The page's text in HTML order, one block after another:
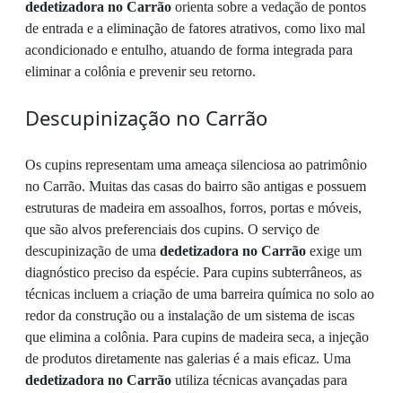
dedetizadora no Carrão orienta sobre a vedação de pontos
de entrada e a eliminação de fatores atrativos, como lixo mal
acondicionado e entulho, atuando de forma integrada para
eliminar a colônia e prevenir seu retorno.
Descupinização no Carrão
Os cupins representam uma ameaça silenciosa ao patrimônio
no Carrão. Muitas das casas do bairro são antigas e possuem
estruturas de madeira em assoalhos, forros, portas e móveis,
que são alvos preferenciais dos cupins. O serviço de
descupinização de uma dedetizadora no Carrão exige um
diagnóstico preciso da espécie. Para cupins subterrâneos, as
técnicas incluem a criação de uma barreira química no solo ao
redor da construção ou a instalação de um sistema de iscas
que elimina a colônia. Para cupins de madeira seca, a injeção
de produtos diretamente nas galerias é a mais eficaz. Uma
dedetizadora no Carrão utiliza técnicas avançadas para